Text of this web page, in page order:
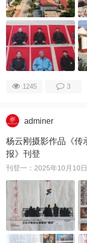
1245 3
adminer
杨云刚摄影作品《传
报》刊登